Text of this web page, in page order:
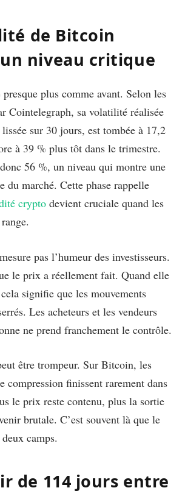
de Bitcoin
niveau critique
plus comme avant. Selon les
Cointelegraph, sa volatilité réalisée
sur 30 jours, est tombée à 17,2
à 39 % plus tôt dans le trimestre.
56 %, un niveau qui montre une
du marché. Cette phase rappelle
crypto devient cruciale quand les
pas l’humeur des investisseurs.
le prix a réellement fait. Quand elle
signifie que les mouvements
Les acheteurs et les vendeurs
ne prend franchement le contrôle.
être trompeur. Sur Bitcoin, les
compression finissent rarement dans
le prix reste contenu, plus la sortie
brutale. C’est souvent là que le
camps.
de 114 jours entre